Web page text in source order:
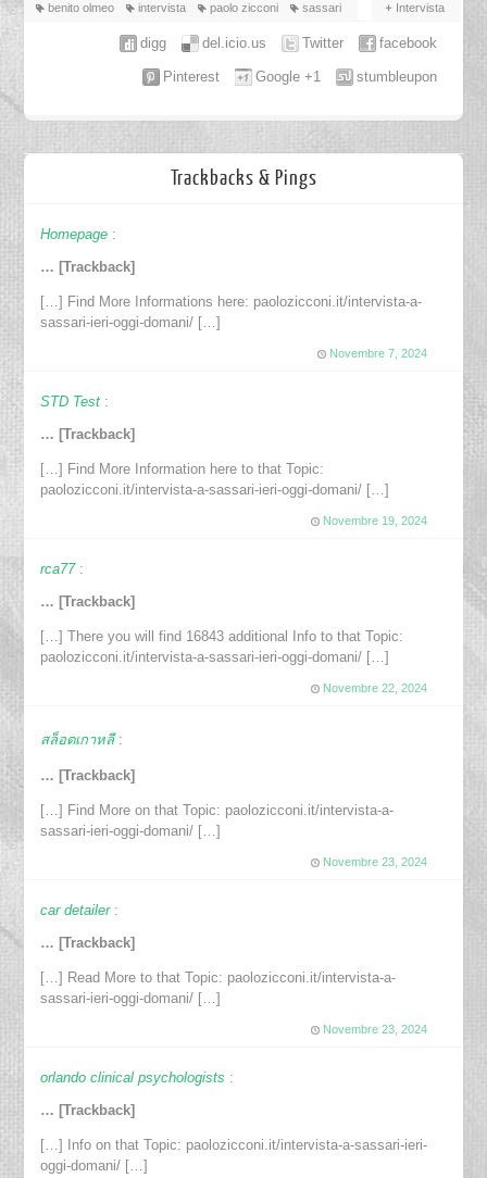
benito olmeo intervista paolo zicconi sassari Intervista
facebook
Twitter
del.icio.us
digg
stumbleupon
Google +1
Pinterest
Trackbacks & Pings
Homepage :
… [Trackback]
[…] Find More Informations here: paolozicconi.it/intervista-a-
sassari-ieri-oggi-domani/ […]
Novembre 7, 2024
STD Test :
… [Trackback]
[…] Find More Information here to that Topic:
paolozicconi.it/intervista-a-sassari-ieri-oggi-domani/ […]
Novembre 19, 2024
rca77 :
… [Trackback]
[…] There you will find 16843 additional Info to that Topic:
paolozicconi.it/intervista-a-sassari-ieri-oggi-domani/ […]
Novembre 22, 2024
สล็อตเกาหลี :
… [Trackback]
[…] Find More on that Topic: paolozicconi.it/intervista-a-
sassari-ieri-oggi-domani/ […]
Novembre 23, 2024
car detailer :
… [Trackback]
[…] Read More to that Topic: paolozicconi.it/intervista-a-
sassari-ieri-oggi-domani/ […]
Novembre 23, 2024
orlando clinical psychologists :
… [Trackback]
[…] Info on that Topic: paolozicconi.it/intervista-a-sassari-ieri-
oggi-domani/ […]